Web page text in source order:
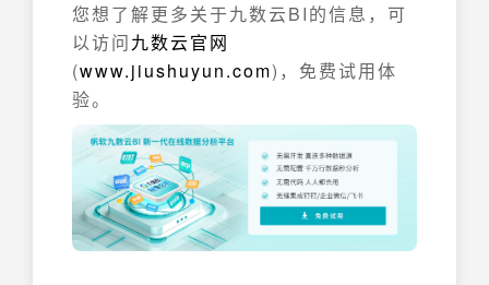
您想了解更多关于九数云BI的信息，可
以访问九数云官网
(www.jiushuyun.com)，免费试用体
验。